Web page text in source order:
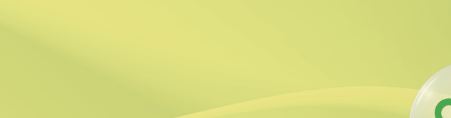
日月光公布設備能源管理白皮書 朝減碳20%邁進
2025/04/25 17:03